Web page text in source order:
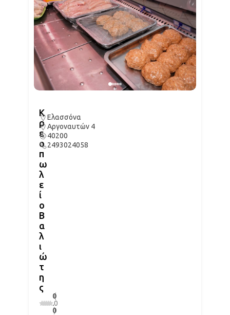
Κ
ρ
ε
ο
π
ω
λ
ε
ί
ο
Β
α
λ
ι
ώ
τ
η
ς
0
.
0
(
0
)
Ελασσόνα
Αργοναυτών 4
40200
2493024058